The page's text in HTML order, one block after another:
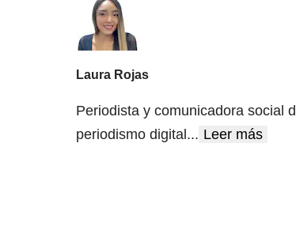
Laura Rojas
Periodista y comunicadora social
periodismo digital... Leer más